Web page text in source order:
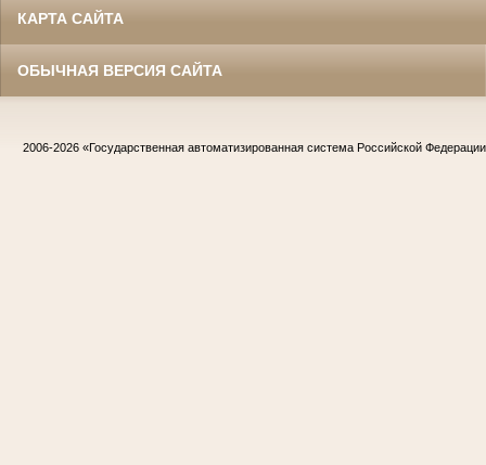
КАРТА САЙТА
ОБЫЧНАЯ ВЕРСИЯ САЙТА
2006-2026 «Государственная автоматизированная система Российской